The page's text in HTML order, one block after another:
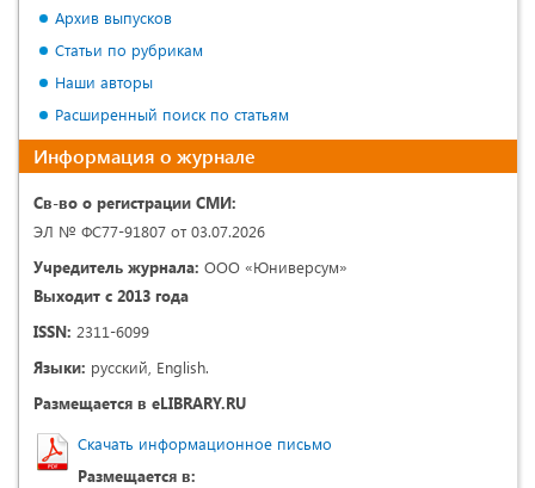
Архив выпусков
Статьи по рубрикам
Наши авторы
Расширенный поиск по статьям
Информация о журнале
Св-во о регистрации СМИ:
ЭЛ № ФС77-91807 от 03.07.2026
Учредитель журнала: ООО «Юниверсум»
Выходит с 2013 года
ISSN: 2311-6099
Языки: русский, English.
Размещается в eLIBRARY.RU
Скачать информационное письмо
Размещается в: